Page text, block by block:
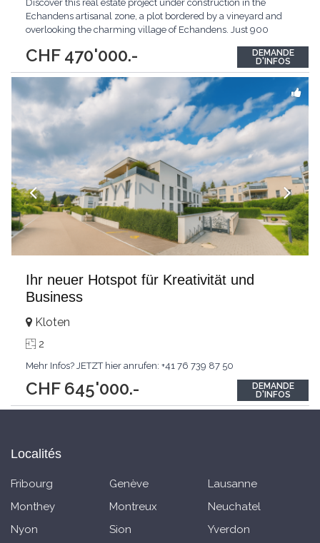
CHF 470'000.-
Discover this real estate project under construction in the
Echandens artisanal zone, a plot bordered by a vineyard and
overlooking the charming village of Echandens. Just 900
mix of professional spaces and modern accommodation.
Building composition The building comprises...
DEMANDE
D'INFOS
Ihr neuer Hotspot für Kreativität und
Business
CHF 645'000.-
Kloten
2
Mehr Infos? JETZT hier anrufen: +41 76 739 87 50
DEMANDE
D'INFOS
Localités
Fribourg Genève
Lausanne
Monthey
Montreux
Neuchatel
Nyon
Sion Yverdon